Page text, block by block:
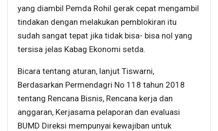
yang diambil Pemda Rohil gerak cepat mengambil
tindakan dengan melakukan pemblokiran itu
sudah sangat tepat jika tidak bisa- bisa nol yang
tersisa jelas Kabag Ekonomi setda.
Bicara tentang aturan, lanjut Tiswarni,
Berdasarkan Permendagri No 118 tahun 2018
tentang Rencana Bisnis, Rencana kerja dan
anggaran, Kerjasama pelaporan dan evaluasi
BUMD Direksi mempunyai kewajiban untuk